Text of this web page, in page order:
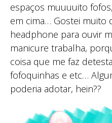
espaços muuuuito
em cima… Gostei muito
headphone para ouvir
manicure trabalha,
coisa que me faz
fofoquinhas e etc…
poderia adotar, hein??